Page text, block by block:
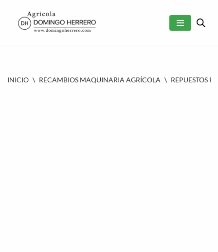
SALTAR
INICIO \ RECAMBIOS MAQUINARIA AGRÍCOLA \ REPUESTOS